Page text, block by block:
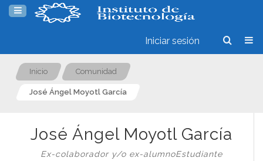
Iniciar sesión
Inicio Comunidad
José Ángel Moyotl García
José Ángel Moyotl García
Ex-colaborador y/o ex-alumnoEstudiante